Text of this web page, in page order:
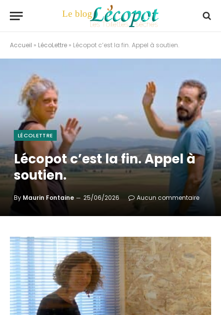
Accueil » LécoLettre » Lécopot c’est la fin. Appel à soutien.
LÉCOLETTRE
Lécopot c’est la fin. Appel à
soutien.
By Maurin Fontaine 25/06/2026 Aucun commentaire